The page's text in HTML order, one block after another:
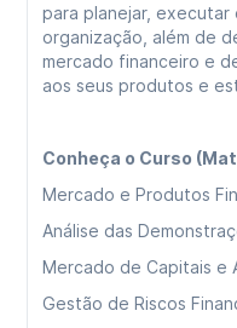
para planejar, executar
organização, além de
mercado financeiro e
aos seus produtos e
Conheça o Curso
Mercado e Produtos
Análise das
Mercado de Capitais e
Gestão de Riscos